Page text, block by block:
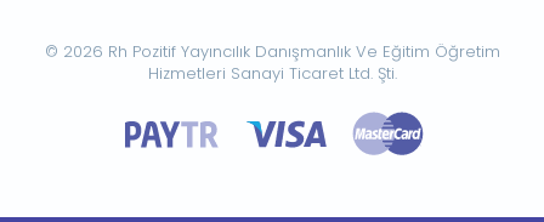
© 2026 Rh Pozitif Yayıncılık Danışmanlık Ve Eğitim Öğretim
Hizmetleri Sanayi Ticaret Ltd. Şti.